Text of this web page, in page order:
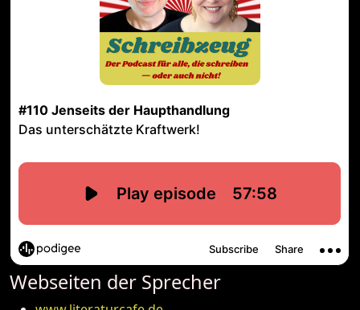
Webseiten der Sprecher